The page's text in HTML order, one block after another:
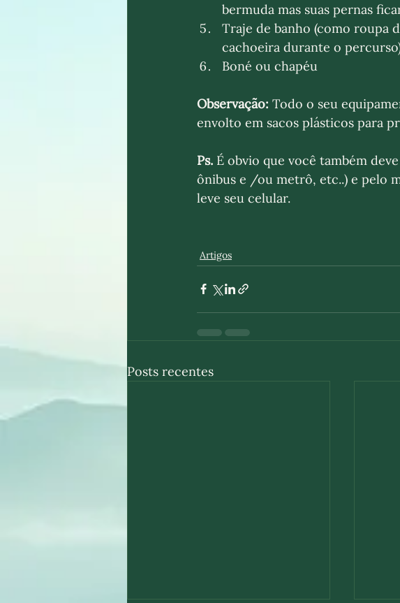
bermuda mas suas pernas
Traje de banho (como roupa
cachoeira durante o
Boné ou chapéu
Observação: Todo o seu
envolto em sacos plásticos para
Ps. É obvio que você também
ônibus e /ou metrô, etc..) e pelo
leve seu celular.
Artigos
Posts recentes